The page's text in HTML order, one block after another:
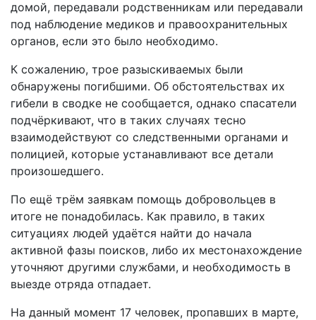
домой, передавали родственникам или передавали
под наблюдение медиков и правоохранительных
органов, если это было необходимо.
К сожалению, трое разыскиваемых были
обнаружены погибшими. Об обстоятельствах их
гибели в сводке не сообщается, однако спасатели
подчёркивают, что в таких случаях тесно
взаимодействуют со следственными органами и
полицией, которые устанавливают все детали
произошедшего.
По ещё трём заявкам помощь добровольцев в
итоге не понадобилась. Как правило, в таких
ситуациях людей удаётся найти до начала
активной фазы поисков, либо их местонахождение
уточняют другими службами, и необходимость в
выезде отряда отпадает.
На данный момент 17 человек, пропавших в марте,